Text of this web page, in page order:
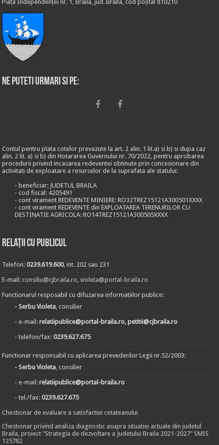
Piața Independenței nr. 1, Brăila, jud. Brăila, cod poștal 810210
Ne puteti urmari si pe:
Contul pentru plata cotelor prevazute la art. 2 alin. 1 lit.a) si b) si dupa caz
alin. 2 lit. a) si b) din Hotararea Guvernului nr. 70/2022, pentru aprobarea
procedurii privind incasarea redeventei obtinute prin concesionare din
activitati de exploatare a resurselor de la suprafata ale statului:
- beneficiar: JUDETUL BRAILA
- cod fiscal: 4205491
- cont virament REDEVENTE MINIERE: RO32TREZ15121A300501XXXX
- cont virament REDEVENTE din EXPLOATAREA TERENURILOR CU
DESTINATIE AGRICOLA: RO14TREZ15121A300505XXXX
Relații cu publicul
Telefon:0239.619.600, int. 202 sau 231
E-mail:consiliu@cjbraila.ro,violeta@portal-braila.ro
Functionarul resposabil cu difuzarea informatiilor publice:
- Serbu Violeta, consilier
- e-mail:relatiipublice@portal-braila.ro, petitii@cjbraila.ro
- telefon/fax:0239.627.675
Functionar responsabil cu aplicarea prevederilor Legii nr.52/2003:
- Serbu Violeta, consilier
- e-mail:relatiipublice@portal-braila.ro
- tel./fax:0239.627.675
Chestionar de evaluare a satisfactiei cetateanului
Chestionar privind analiza diagnostic asupra situatiei actuale din judetul
Braila, proiect "Strategia de dezvoltare a Judetului Braila 2021-2027" SMIS
125782